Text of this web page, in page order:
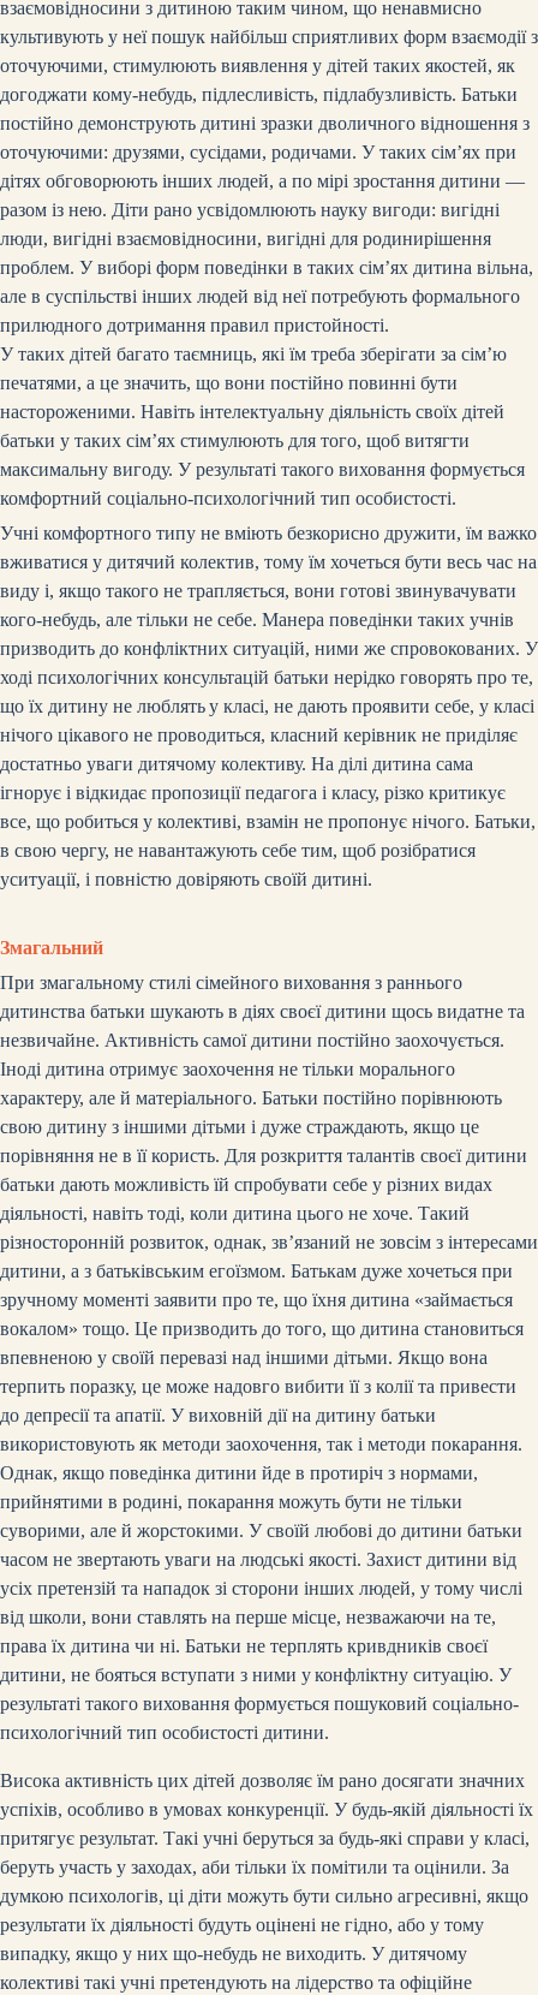
взаємовідносини з дитиною таким чином, що ненавмисно
культивують у неї пошук найбільш сприятливих форм взаємодії з
оточуючими, стимулюють виявлення у дітей таких якостей, як
догоджати кому-небудь, підлесливість, підлабузливість. Батьки
постійно демонструють дитині зразки дволичного відношення з
оточуючими: друзями, сусідами, родичами. У таких сім’ях при
дітях обговорюють інших людей, а по мірі зростання дитини —
разом із нею. Діти рано усвідомлюють науку вигоди: вигідні
люди, вигідні взаємовідносини, вигідні для родинирішення
проблем. У виборі форм поведінки в таких сім’ях дитина вільна,
але в суспільстві інших людей від неї потребують формального
прилюдного дотримання правил пристойності.
У таких дітей багато таємниць, які їм треба зберігати за сім’ю
печатями, а це значить, що вони постійно повинні бути
настороженими. Навіть інтелектуальну діяльність своїх дітей
батьки у таких сім’ях стимулюють для того, щоб витягти
максимальну вигоду. У результаті такого виховання формується
комфортний соціально-психологічний тип особистості.
Учні комфортного типу не вміють безкорисно дружити, їм важко
вживатися у дитячий колектив, тому їм хочеться бути весь час на
виду і, якщо такого не трапляється, вони готові звинувачувати
кого-небудь, але тільки не себе. Манера поведінки таких учнів
призводить до конфліктних ситуацій, ними же спровокованих. У
ході психологічних консультацій батьки нерідко говорять про те,
що їх дитину не люблятьу класі, не дають проявити себе, у класі
нічого цікавого не проводиться, класний керівник не приділяє
достатньо уваги дитячому колективу. На ділі дитина сама
ігнорує і відкидає пропозиції педагога і класу, різко критикує
все, що робиться у колективі, взамін не пропонує нічого. Батьки,
в свою чергу, не навантажують себе тим, щоб розібратися
уситуації, і повністю довіряють своїй дитині.
Змагальний
При змагальному стилі сімейного виховання з раннього
дитинства батьки шукають в діях своєї дитини щось видатне та
незвичайне. Активність самої дитини постійно заохочується.
Іноді дитина отримує заохочення не тільки морального
характеру, але й матеріального. Батьки постійно порівнюють
свою дитину з іншими дітьми і дуже страждають, якщо це
порівняння не в її користь. Для розкриття талантів своєї дитини
батьки дають можливість їй спробувати себе у різних видах
діяльності, навіть тоді, коли дитина цього не хоче. Такий
різносторонній розвиток, однак, зв’язаний не зовсім з інтересами
дитини, а з батьківським егоїзмом. Батькам дуже хочеться при
зручному моменті заявити про те, що їхня дитина «займається
вокалом» тощо. Це призводить до того, що дитина становиться
впевненою у своїй перевазі над іншими дітьми. Якщо вона
терпить поразку, це може надовго вибити її з колії та привести
до депресії та апатії. У виховній дії на дитину батьки
використовують як методи заохочення, так і методи покарання.
Однак, якщо поведінка дитини йде в протиріч з нормами,
прийнятими в родині, покарання можуть бути не тільки
суворими, але й жорстокими. У своїй любові до дитини батьки
часом не звертають уваги на людські якості. Захист дитини від
усіх претензій та нападок зі сторони інших людей, у тому числі
від школи, вони ставлять на перше місце, незважаючи на те,
права їх дитина чи ні. Батьки не терплять кривдників своєї
дитини, не бояться вступати з ними уконфліктну ситуацію. У
результаті такого виховання формується пошуковий соціально-
психологічний тип особистості дитини.
Висока активність цих дітей дозволяє їм рано досягати значних
успіхів, особливо в умовах конкуренції. У будь-якій діяльності їх
притягує результат. Такі учні беруться за будь-які справи у класі,
беруть участь у заходах, аби тільки їх помітили та оцінили. За
думкою психологів, ці діти можуть бути сильно агресивні, якщо
результати їх діяльності будуть оцінені не гідно, або у тому
випадку, якщо у них що-небудь не виходить. У дитячому
колективі такі учні претендують на лідерство та офіційне